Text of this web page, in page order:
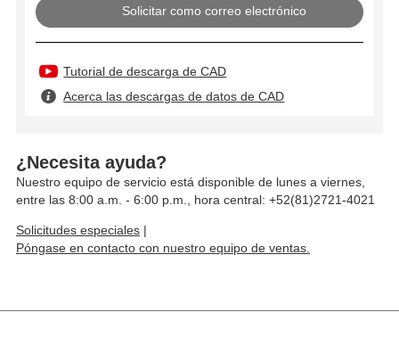
Solicitar como correo electrónico
Tutorial de descarga de CAD
Acerca las descargas de datos de CAD
¿Necesita ayuda?
Nuestro equipo de servicio está disponible de lunes a viernes,
entre las 8:00 a.m. - 6:00 p.m., hora central: +52(81)2721-4021
Solicitudes especiales |
Póngase en contacto con nuestro equipo de ventas.